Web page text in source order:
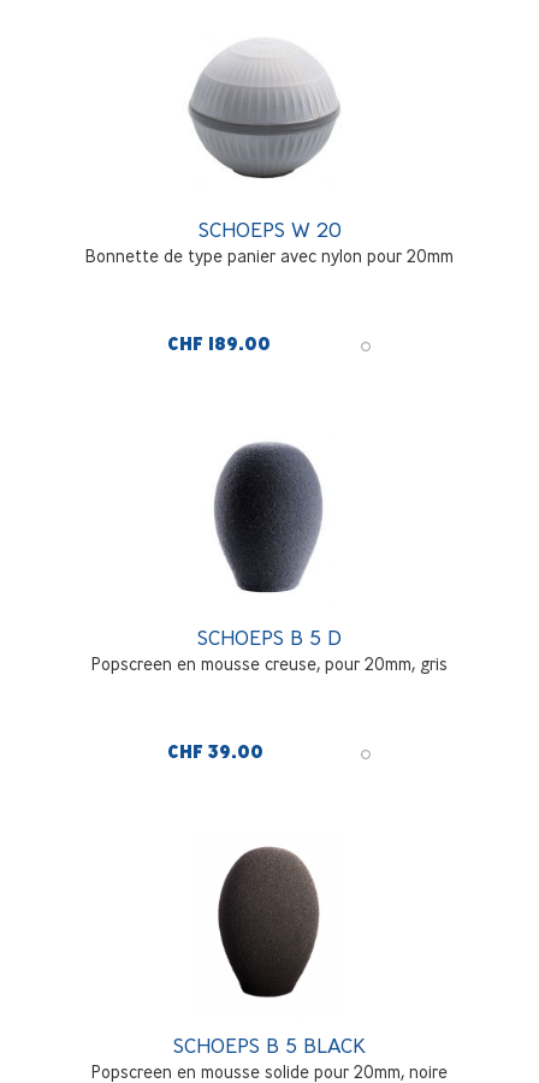
SCHOEPS W 20
Bonnette de type panier avec nylon pour 20mm
CHF 189.00
SCHOEPS B 5 D
Popscreen en mousse creuse, pour 20mm, gris
CHF 39.00
SCHOEPS B 5 BLACK
Popscreen en mousse solide pour 20mm, noire